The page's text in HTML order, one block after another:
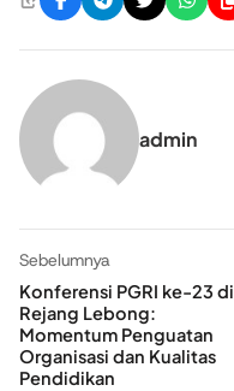
admin
Sebelumnya
Konferensi PGRI ke-23 di
Rejang Lebong:
Momentum Penguatan
Organisasi dan Kualitas
Pendidikan